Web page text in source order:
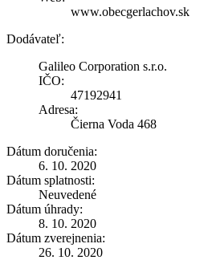
www.obecgerlachov.sk
Dodávateľ:
Galileo Corporation s.r.o.
IČO:
47192941
Adresa:
Čierna Voda 468
Dátum doručenia:
6. 10. 2020
Dátum splatnosti:
Neuvedené
Dátum úhrady:
8. 10. 2020
Dátum zverejnenia:
26. 10. 2020